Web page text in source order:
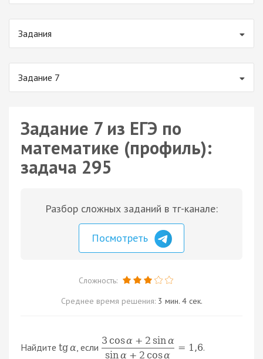
Задания
Задание 7
Задание 7 из ЕГЭ по
математике (профиль):
задача 295
Разбор сложных заданий в тг-канале:
Посмотреть
Сложность:
Среднее время решения: 3 мин. 4 сек.
Найдите tgα, если
3 cosα + 2 sin α
sin α + 2 cosα
= 1 ,6.